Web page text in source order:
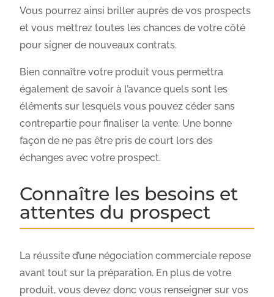
Vous pourrez ainsi briller auprès de vos prospects
et vous mettrez toutes les chances de votre côté
pour signer de nouveaux contrats.
Bien connaître votre produit vous permettra
également de savoir à l’avance quels sont les
éléments sur lesquels vous pouvez céder sans
contrepartie pour finaliser la vente. Une bonne
façon de ne pas être pris de court lors des
échanges avec votre prospect.
Connaître les besoins et
attentes du prospect
La réussite d’une négociation commerciale repose
avant tout sur la préparation. En plus de votre
produit, vous devez donc vous renseigner sur vos